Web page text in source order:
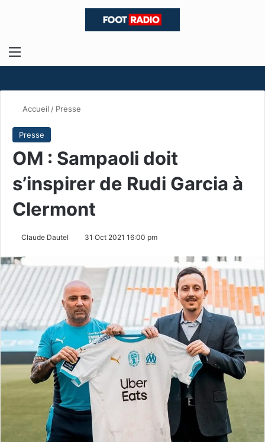
Menu
Accueil / Presse
Presse
OM : Sampaoli doit
s’inspirer de Rudi Garcia à
Clermont
Claude Dautel 31 Oct 2021 16:00 pm